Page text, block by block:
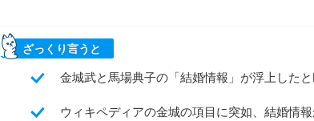
ざっくり言うと
金城武と馬場典子の「結婚情報」が浮上した
ウィキペディアの金城の項目に突如、結婚情